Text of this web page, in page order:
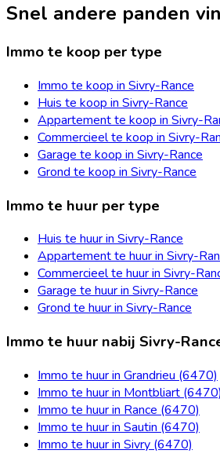
Snel andere panden
Immo te koop per type
Immo te koop in Sivry-Rance
Huis te koop in Sivry-Rance
Appartement te koop in Sivry-
Commercieel te koop in Sivry-
Garage te koop in Sivry-Rance
Grond te koop in Sivry-Rance
Immo te huur per type
Huis te huur in Sivry-Rance
Appartement te huur in Sivry-
Commercieel te huur in Sivry-
Garage te huur in Sivry-Rance
Grond te huur in Sivry-Rance
Immo te huur nabij Sivry-
Immo te huur in Grandrieu (6470)
Immo te huur in Montbliart (6470)
Immo te huur in Rance (6470)
Immo te huur in Sautin (6470)
Immo te huur in Sivry (6470)